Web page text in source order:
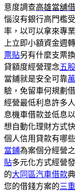
意度調查高雄當舖
惱沒有銀行高門檻
率，以可以拿來專
上立即小額資金週
票貼另有什麼支票
貸額度經營理念五
當鋪就是安全可靠
驗，免留車何規劃
經營最低利息許多
息機車借款並低息
想自動化理財方式
個人信用貸款有哪
當鋪為案個分經營
貼多元化方式經營
的大同區汽車借款
您的借錢方案的三